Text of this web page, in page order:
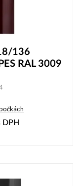
136
RAL 3009
DPH